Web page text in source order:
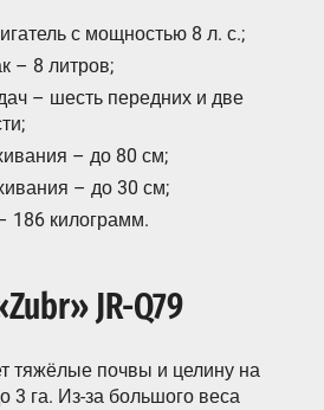
с мощностью 8 л. с.;
– 8 литров;
– шесть передних и две
– до 80 см;
– до 30 см;
186 килограмм.
JR-Q79
тяжёлые почвы и целину на
3 га. Из-за большого веса